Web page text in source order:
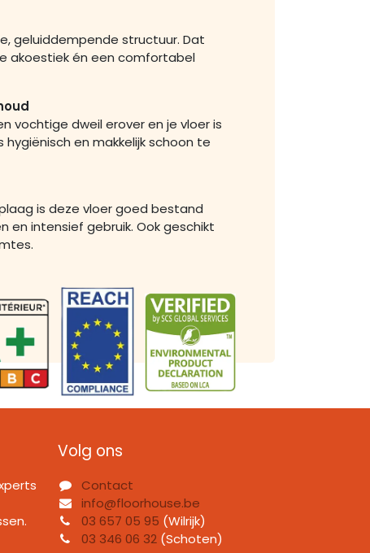
geluiddempende structuur. Dat
akoestiek én een comfortabel
vochtige dweil erover en je vloer is
hygiënisch en makkelijk schoon te
is deze vloer goed bestand
en intensief gebruik. Ook geschikt
Volg ons
Contact
info@floorhouse.be
03 657 05 95 (Wilrijk)
03 346 06 32(Schoten)